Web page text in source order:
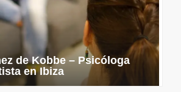
de Kobbe – Psicóloga
en Ibiza